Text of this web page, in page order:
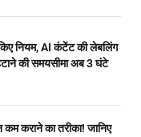
नियम, AI कंटेंट की लेबलिंग
की समयसीमा अब 3 घंटे
कराने का तरीका! जानिए